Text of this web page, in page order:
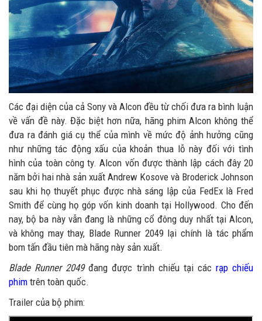
Các đại diện của cả Sony và Alcon đều từ chối đưa ra bình luận
về vấn đề này. Đặc biệt hơn nữa, hãng phim Alcon không thể
đưa ra đánh giá cụ thể của mình về mức độ ảnh hưởng cũng
như những tác động xấu của khoản thua lỗ này đối với tình
hình của toàn công ty. Alcon vốn được thành lập cách đây 20
năm bởi hai nhà sản xuất Andrew Kosove và Broderick Johnson
sau khi họ thuyết phục được nhà sáng lập của FedEx là Fred
Smith để cùng họ góp vốn kinh doanh tại Hollywood. Cho đến
nay, bộ ba này vẫn đang là những cổ đông duy nhất tại Alcon,
và không may thay, Blade Runner 2049 lại chính là tác phẩm
bom tấn đầu tiên mà hãng này sản xuất.
Blade Runner 2049đang được trình chiếu tại các rạp chiếu
phim trên toàn quốc.
Trailer của bộ phim: